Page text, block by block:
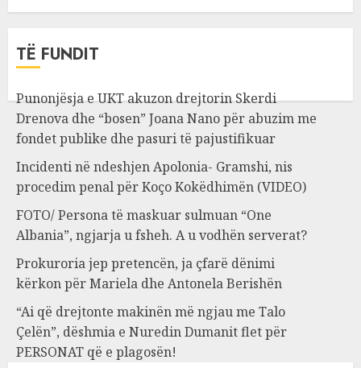
TË FUNDIT
Punonjësja e UKT akuzon drejtorin Skerdi
Drenova dhe “bosen” Joana Nano për abuzim me
fondet publike dhe pasuri të pajustifikuar
Incidenti në ndeshjen Apolonia- Gramshi, nis
procedim penal për Koço Kokëdhimën (VIDEO)
FOTO/ Persona të maskuar sulmuan “One
Albania”, ngjarja u fsheh. A u vodhën serverat?
Prokuroria jep pretencën, ja çfarë dënimi
kërkon për Mariela dhe Antonela Berishën
“Ai që drejtonte makinën më ngjau me Talo
Çelën”, dëshmia e Nuredin Dumanit flet për
PERSONAT që e plagosën!